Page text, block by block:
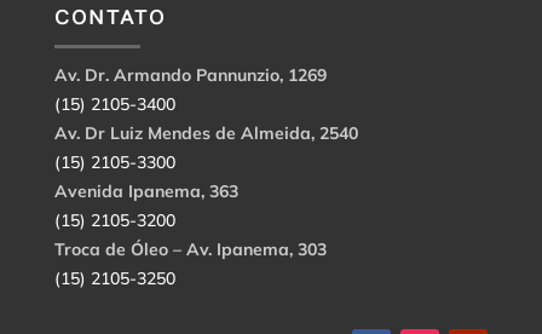
CONTATO
Av. Dr. Armando Pannunzio, 1269
(15) 2105-3400
Av. Dr Luiz Mendes de Almeida, 2540
(15) 2105-3300
Avenida Ipanema, 363
(15) 2105-3200
Troca de Óleo – Av. Ipanema, 303
(15) 2105-3250